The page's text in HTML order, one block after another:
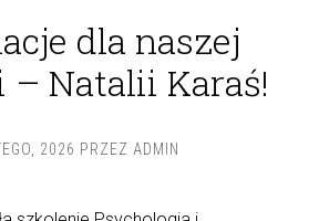
dla naszej
Natalii Karaś!
2026 PRZEZ ADMIN